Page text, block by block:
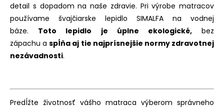
detail s dopadom na naše zdravie. Pri výrobe matracov
používame švajčiarske lepidlo SIMALFA na vodnej
báze. Toto lepidlo je úplne ekologické,bez
zápachu aspĺňa aj tie najprísnejšie normy zdravotnej
nezávadnosti.
Predĺžte životnosť vášho matraca výberom správneho